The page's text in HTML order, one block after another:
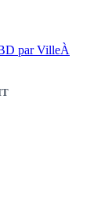
par VilleÀ